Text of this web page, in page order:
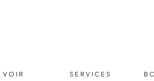
V O I R S E R V I C E S B